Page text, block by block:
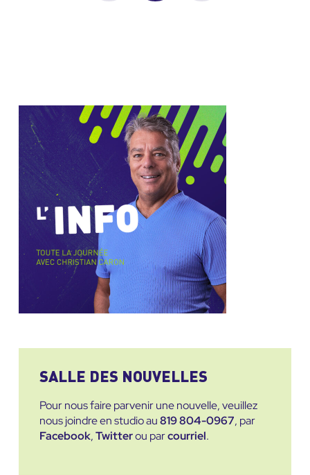
SALLE DES NOUVELLES
Pour nous faire parvenir une nouvelle, veuillez
nous joindre en studio au819 804-0967, par
Facebook,Twitterou parcourriel.